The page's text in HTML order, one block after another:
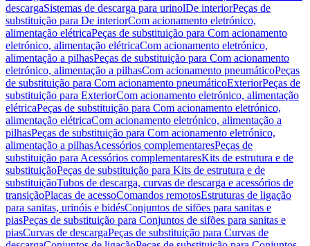
descargaSistemas de descarga para urinolDe interiorPeças de
substituição para De interiorCom acionamento eletrónico,
alimentação elétricaPeças de substituição para Com acionamento
eletrónico, alimentação elétricaCom acionamento eletrónico,
alimentação a pilhasPeças de substituição para Com acionamento
eletrónico, alimentação a pilhasCom acionamento pneumáticoPeças
de substituição para Com acionamento pneumáticoExteriorPeças de
substituição para ExteriorCom acionamento eletrónico, alimentação
elétricaPeças de substituição para Com acionamento eletrónico,
alimentação elétricaCom acionamento eletrónico, alimentação a
pilhasPeças de substituição para Com acionamento eletrónico,
alimentação a pilhasAcessórios complementaresPeças de
substituição para Acessórios complementaresKits de estrutura e de
substituiçãoPeças de substituição para Kits de estrutura e de
substituiçãoTubos de descarga, curvas de descarga e acessórios de
transiçãoPlacas de acessoComandos remotosEstruturas de ligação
para sanitas, urinóis e bidésConjuntos de sifões para sanitas e
piasPeças de substituição para Conjuntos de sifões para sanitas e
piasCurvas de descargaPeças de substituição para Curvas de